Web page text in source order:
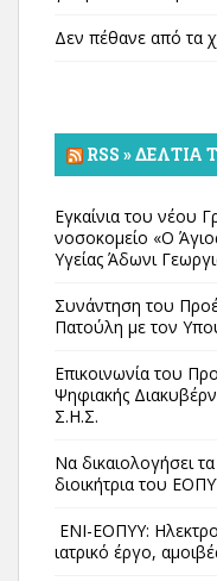
Δεν πέθανε από τα
RSS »
Εγκαίνια του νέου
νοσοκομείο «Ο
Υγείας Άδωνι
Συνάντηση του
Πατούλη με τον
Επικοινωνία του
Ψηφιακής
Σ.Η.Σ.
Να δικαιολογήσει
διοικήτρια του
ΕΝΙ-ΕΟΠΥΥ:
ιατρικό έργο,